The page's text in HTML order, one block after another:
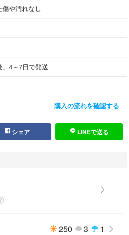
傷や汚れなし
、4～7日で発送
購入の流れを確認する
シェア LINEで送る
250 3 1